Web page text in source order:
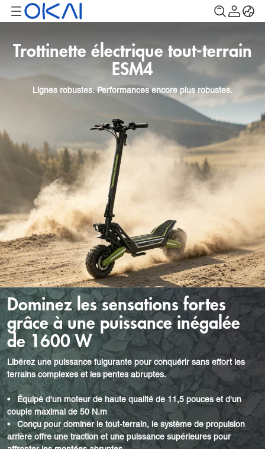
Trottinette électrique tout-terrain
ESM4
Lignes robustes. Performances encore plus robustes.
Dominez les sensations fortes
grâce à une puissance inégalée
de 1600 W
Libérez une puissance fulgurante pour conquérir sans effort les
terrains complexes et les pentes abruptes.
•
Équipé d'un moteur de haute qualité de 11,5 pouces et d'un
couple maximal de 50 N.m
•Conçu pour dominer le tout-terrain, le système de propulsion
arrière offre une traction et une puissance supérieures pour